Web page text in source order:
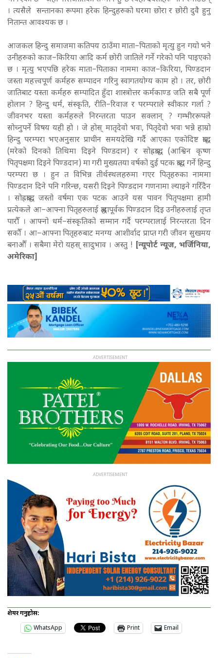
। त्यसैले सन्तानका रूपमा हरेक हिन्दुहरुको घरमा छोरा र छोरी दुवै हुनु
नितान्त आवश्यक छ ।
आजकल हिन्दु समाजमा कतिपय ठाउँमा माता–पिताको मृत्यु हुन गयो भने
उनीहरुको काज–किरिया आदि कर्म छोरी जातिले गर्ने गरेको पनि पाइएको
छ । मृत्यु भएपछि हरेक माता–पिताका नाममा काज–किरिया, पिण्डदान
जस्ता महत्त्वपूर्ण कर्महरु सम्पादन गरिनु स्वागतयोग्य काम हो । तर, छोरी
जातिबाट यस्ता कर्महरु सम्पादित हुँदा शास्त्रोत्तर कर्मकाण्ड जति सबै पूर्ण
होलान ? हिन्दु धर्म, संस्कृति, रीति–रिवाज र परम्पराले स्वीकार गर्ला ?
जीवनभर यस्ता कर्महरुले निरन्तरता पाउन सक्लान् ? गम्भीररूपले
सोच्नुपर्ने विषय यही हो । जे होस् मातृदेवो भवः, पितृदेवो भवः भन्ने हाम्रो
हिन्दु परम्परा भएअनुसार प्राचीन समयदेखि गर्दै आएका एकोदिष्ट श्राद्ध
(मरेको दिनको तिथिमा दिइने पिण्डदान) र सोह्रश्राद्ध (आश्विन कृष्ण
पितृपक्षमा दिइने पिण्डदान) मा गरी मुख्यतया वर्षको दुई पटक श्राद्ध गर्ने हिन्दु
परम्परा छ । हुन त विभिन्न तीर्थस्थलहरुमा गएर पितृहरुका नाममा
पिण्डदान दिने पनि गरिन्छ, यसरी दिइने पिण्डदान गणनामा ल्याइने गरिँदैन
। सोह्रश्राद्ध जस्तो वर्षमा एक पटक आउने यस पावन पितृपक्षमा हामी
प्रत्येकले आ–आफ्ना पितृहरुलाई श्रद्धापूर्वक पिण्डदान दिइ उनीहरुलाई तृप्त
पारौँ । आफ्नो धर्म–संस्कृतिको सम्मान गर्दै परम्परालाई निरन्तरता दिन
सकौँ । आ–आफ्ना पितृहरुबाट मनग्य आशीर्वाद प्राप्त गरी जीवन सुखमय
बनाऔँ । सबैमा मेरो यहस् सादुभाव । अस्तु ! [न्यूपोर्ट न्यूज, भर्जिनिया,
अमेरिका]
शेयर गर्नुहोस:
WhatsApp
Print Email